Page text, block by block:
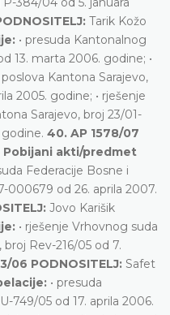
Tarik Kožo
• presuda Kantonalnog
13. marta 2006. godine; •
Kantona Sarajevo,
2005. godine; • rješenje
Sarajevo, broj 23/01-
godine. 40. AP 1578/07
Pobijani akti/predmet
Federacije Bosne i
od 26. aprila 2007.
Jovo Karišik
• rješenje Vrhovnog suda
Rev-216/05 od 7.
06 PODNOSITELJ: Safet
• presuda
749/05 od 17. aprila 2006.